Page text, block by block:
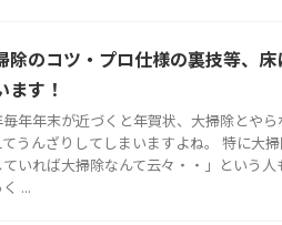
除のコツ・プロ仕様の裏技等、
ます！
毎年年末が近づくと年賀状、大掃除とや
うんざりしてしまいますよね。 特に大
ていれば大掃除なんて云々・・」という
...